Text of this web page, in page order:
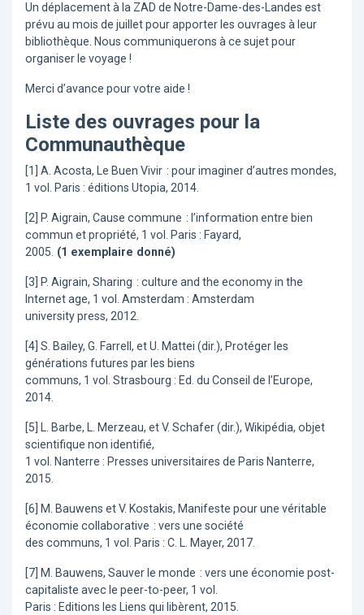
Un déplacement à la ZAD de Notre-Dame-des-Landes est
prévu au mois de juillet pour apporter les ouvrages à leur
bibliothèque. Nous communiquerons à ce sujet pour
organiser le voyage !
Merci d’avance pour votre aide !
Liste des ouvrages pour la
Communauthèque
[1] A. Acosta, Le Buen Vivir : pour imaginer d’autres mondes,
1 vol. Paris : éditions Utopia, 2014.
[2] P. Aigrain, Cause commune : l’information entre bien
commun et propriété, 1 vol. Paris : Fayard,
2005. (1 exemplaire donné)
[3] P. Aigrain, Sharing : culture and the economy in the
Internet age, 1 vol. Amsterdam : Amsterdam
university press, 2012.
[4] S. Bailey, G. Farrell, et U. Mattei (dir.), Protéger les
générations futures par les biens
communs, 1 vol. Strasbourg : Ed. du Conseil de l’Europe,
2014.
[5] L. Barbe, L. Merzeau, et V. Schafer (dir.), Wikipédia, objet
scientifique non identifié,
1 vol. Nanterre : Presses universitaires de Paris Nanterre,
2015.
[6] M. Bauwens et V. Kostakis, Manifeste pour une véritable
économie collaborative : vers une société
des communs, 1 vol. Paris : C. L. Mayer, 2017.
[7] M. Bauwens, Sauver le monde : vers une économie post-
capitaliste avec le peer-to-peer, 1 vol.
Paris : Editions les Liens qui libèrent, 2015.